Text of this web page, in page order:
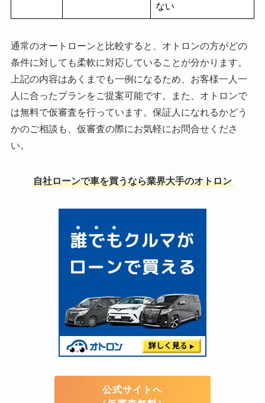
ない
通常のオートローンと比較すると、オトロンの方がどの
条件に対しても柔軟に対応していることが分かります。
上記の内容はあくまでも一例になるため、お客様一人一
人に合ったプランをご提案可能です。また、オトロンで
は無料で仮審査を行っています。保証人になれるかどう
かのご相談も、仮審査の際にお気軽にお問合せくださ
い。
自社ローンで車を買うなら業界大手のオトロン
公式サイトへ